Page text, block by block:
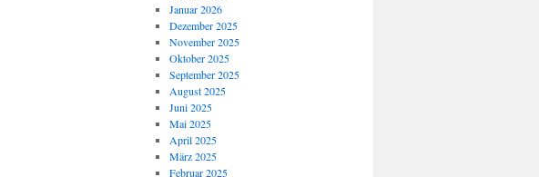
Januar 2026
Dezember 2025
November 2025
Oktober 2025
September 2025
August 2025
Juni 2025
Mai 2025
April 2025
März 2025
Februar 2025